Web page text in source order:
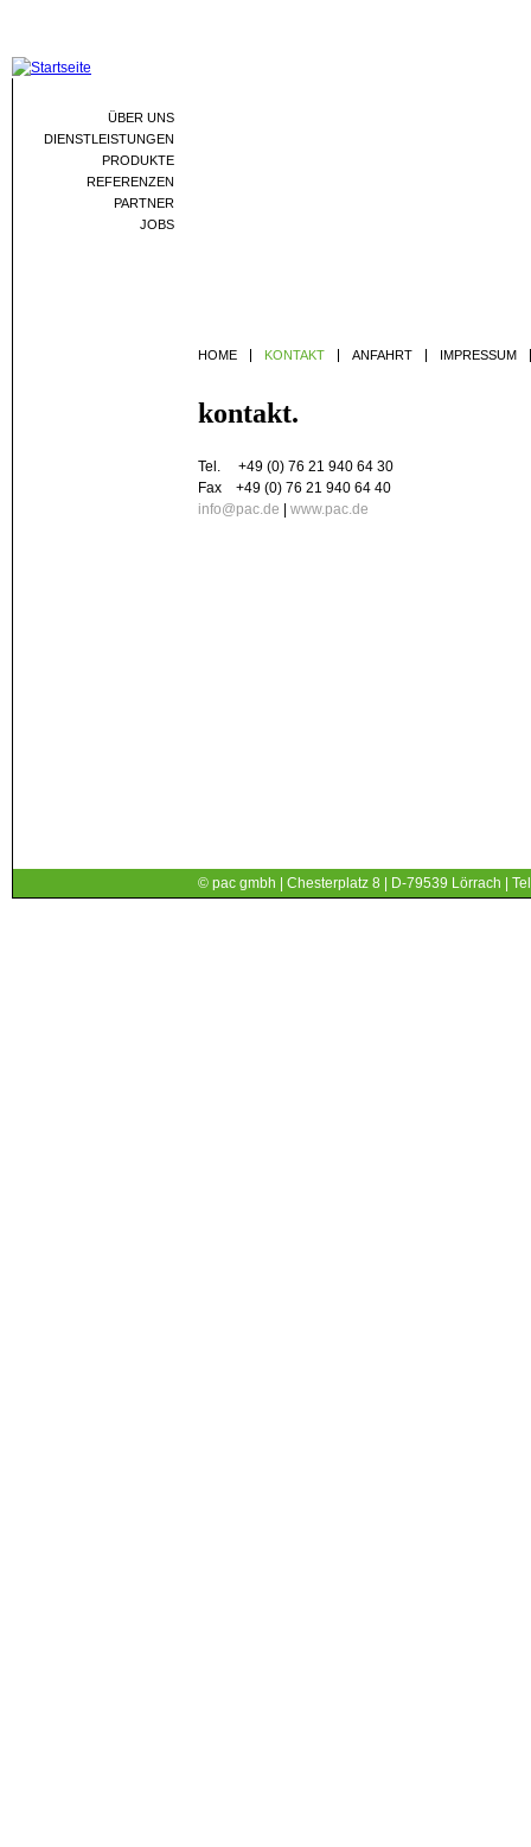
HOME KONTAKT ANFAHRT IMPRESSUM
kontakt.
Tel. +49 (0) 76 21 940 64 30
Fax +49 (0) 76 21 940 64 40
info@pac.de
www.pac.de
ÜBER UNS
DIENSTLEISTUNGEN
PRODUKTE
REFERENZEN
PARTNER
JOBS
© pac gmbh | Chesterplatz 8 | D-79539 Lörrach |